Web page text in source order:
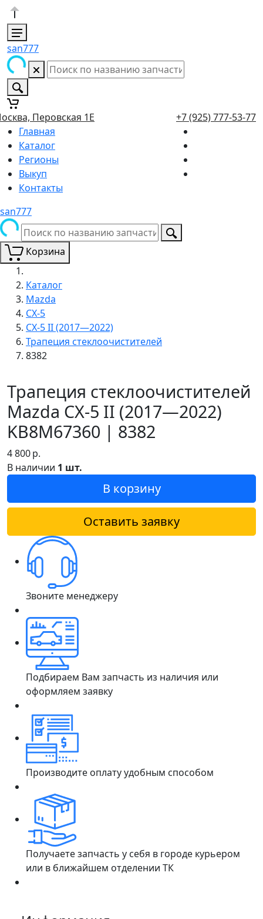
san777
Перовская 1Е
+7 (925) 777-53-77
Главная
Каталог
Регионы
Выкуп
Контакты
san777
Корзина
Каталог
Mazda
CX-5
CX-5 II (2017—2022)
Трапеция стеклоочистителей
8382
Трапеция стеклоочистителей
Mazda CX-5 II (2017—2022)
KB8M67360 | 8382
4 800р.
В наличии 1 шт.
В корзину
Оставить заявку
Звоните менеджеру
Подбираем Вам запчасть из наличия или
оформляем заявку
Производите оплату удобным способом
Получаете запчасть у себя в городе курьером
или в ближайшем отделении ТК